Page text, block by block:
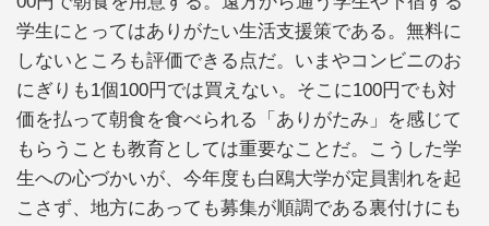
学生にとってはありがたい生活支援策である。無料に
しないところも評価できる点だ。いまやコンビニのお
にぎりも1個100円では買えない。そこに100円でも対
価を払って朝食を食べられる「ありがたみ」を感じて
もらうことも教育としては重要なことだ。こうした学
生への心づかいが、今年度も白鴎大学が定員割れを起
こさず、地方にあっても募集が順調である裏付けにも